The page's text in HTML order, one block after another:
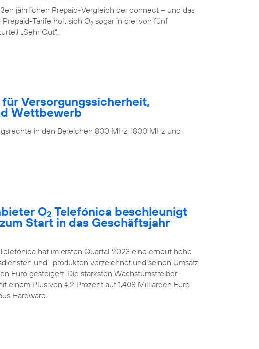
jährlichen Prepaid-Vergleich der connect – und das
Tarife holt sich O2 sogar in drei von fünf
„Sehr Gut“.
Versorgungssicherheit,
Wettbewerb
in den Bereichen 800 MHz, 1800 MHz und
O2 Telefónica beschleunigt
Start in das Geschäftsjahr
Telefónica hat im ersten Quartal 2023 eine erneut hohe
und -produkten verzeichnet und seinen Umsatz
Euro gesteigert. Die stärksten Wachstumstreiber
einem Plus von 4,2 Prozent auf 1,408 Milliarden Euro
Hardware.